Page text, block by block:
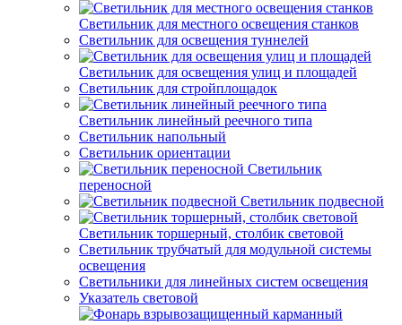
Светильник для местного освещения станков
Светильник для освещения туннелей
Светильник для освещения улиц и площадей
Светильник для стройплощадок
Светильник линейный реечного типа
Светильник напольный
Светильник ориентации
Светильник
переносной
Светильник подвесной
Светильник торшерный, столбик световой
Светильник трубчатый для модульной системы
освещения
Светильники для линейных систем освещения
Указатель световой